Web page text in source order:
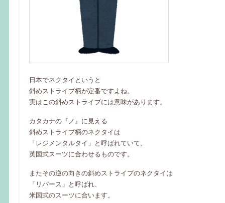
日本でネクタイというと
斜めストライプ柄が定番ですよね。
実はこの斜めストライプには意味があります。
カタカナの『ノ』に見える
斜めストライプ柄のネクタイは
「レジメンタルタイ」と呼ばれていて、
英国式スーツに合わせるものです。
またその逆の向きの斜めストライプのネクタイは
「リバース」と呼ばれ、
米国式のスーツに合います。